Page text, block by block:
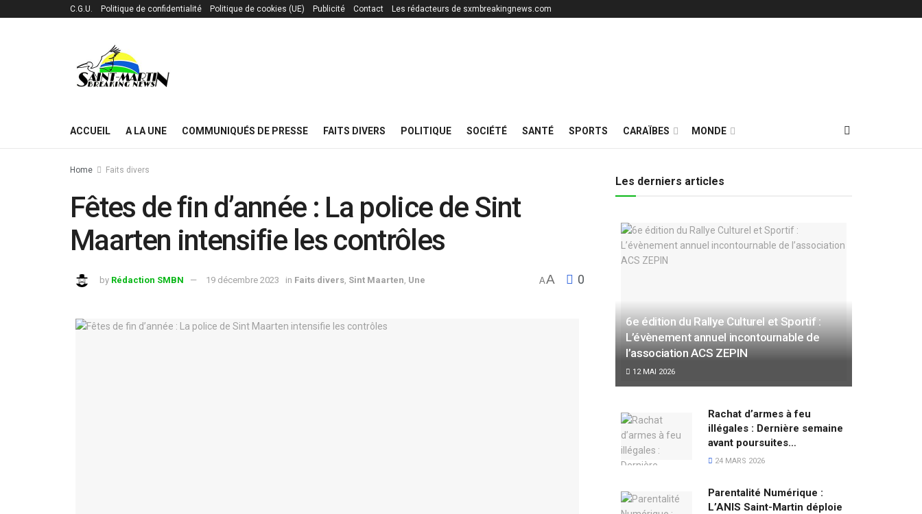
C.G.U. Politique de confidentialité Politique de cookies (UE) Publicité Contact Les rédacteurs de sxmbreakingnews.com
ACCUEIL A LA UNE COMMUNIQUÉS DE PRESSE FAITS DIVERS POLITIQUE SOCIÉTÉ SANTÉ SPORTS CARAÏBES MONDE
Home Faits divers
Fêtes de fin d’année : La police de Sint
Maarten intensifie les contrôles
by Rédaction SMBN 19 décembre 2023 in Faits divers Sint Maarten Une AA 0
Les derniers articles
6e édition du Rallye Culturel et Sportif :
L’évènement annuel incontournable de
l’association ACS ZEPIN
12 MAI 2026
Rachat d’armes à feu
illégales : Dernière semaine
avant poursuites…
24 MARS 2026
Parentalité Numérique :
L’ANIS Saint-Martin déploie